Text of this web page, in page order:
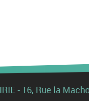
- 16, Rue la